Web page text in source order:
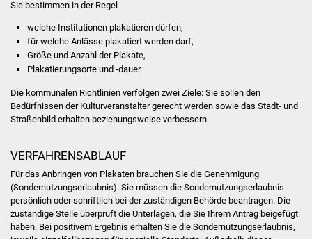
Formulare
Bildung
Schulen
Kolping-Musikschule
Volkshochschule
Sie bestimmen in der Regel
welche Institutionen plakatieren dürfen,
für welche Anlässe plakatiert werden darf,
Größe und Anzahl der Plakate,
Plakatierungsorte und -dauer.
Die kommunalen Richtlinien verfolgen zwei Ziele: Sie sollen den
Bedürfnissen der Kulturveranstalter gerecht werden sowie das Stadt- und
Straßenbild erhalten beziehungsweise verbessern.
VERFAHRENSABLAUF
Für das Anbringen von Plakaten brauchen Sie die Genehmigung
(Sondernutzungserlaubnis). Sie müssen die Sondernutzungserlaubnis
persönlich oder schriftlich bei der zuständigen Behörde beantragen. Die
zuständige Stelle überprüft die Unterlagen, die Sie Ihrem Antrag beigefügt
haben. Bei positivem Ergebnis erhalten Sie die Sondernutzungserlaubnis,